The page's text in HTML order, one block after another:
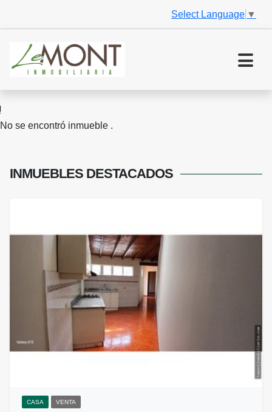
Select Language ▼
No se encontró inmueble .
INMUEBLES DESTACADOS
CASA VENTA